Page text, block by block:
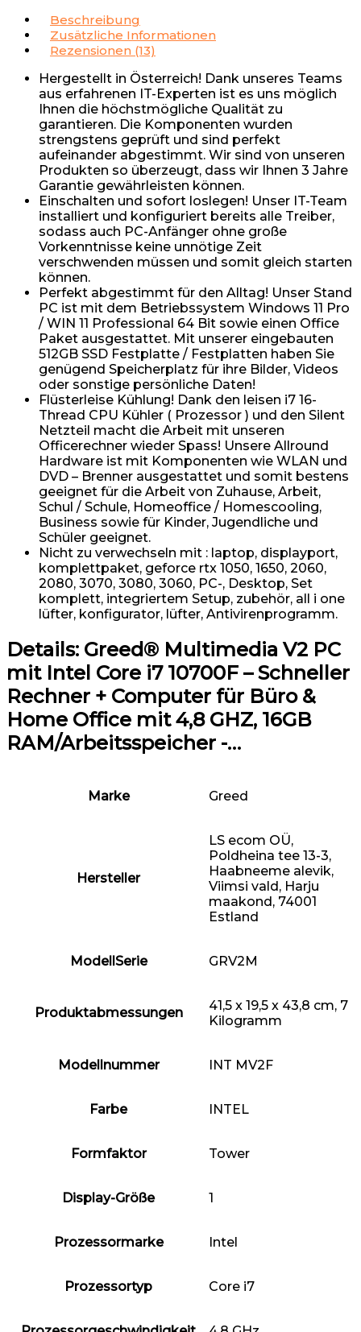
Beschreibung
Zusätzliche Informationen
Rezensionen (13)
Hergestellt in Österreich! Dank unseres Teams
aus erfahrenen IT-Experten ist es uns möglich
Ihnen die höchstmögliche Qualität zu
garantieren. Die Komponenten wurden
strengstens geprüft und sind perfekt
aufeinander abgestimmt. Wir sind von unseren
Produkten so überzeugt, dass wir Ihnen 3 Jahre
Garantie gewährleisten können.
Einschalten und sofort loslegen! Unser IT-Team
installiert und konfiguriert bereits alle Treiber,
sodass auch PC-Anfänger ohne große
Vorkenntnisse keine unnötige Zeit
verschwenden müssen und somit gleich starten
können.
Perfekt abgestimmt für den Alltag! Unser Stand
PC ist mit dem Betriebssystem Windows 11 Pro
/ WIN 11 Professional 64 Bit sowie einen Office
Paket ausgestattet. Mit unserer eingebauten
512GB SSD Festplatte / Festplatten haben Sie
genügend Speicherplatz für ihre Bilder, Videos
oder sonstige persönliche Daten!
Flüsterleise Kühlung! Dank den leisen i7 16-
Thread CPU Kühler ( Prozessor ) und den Silent
Netzteil macht die Arbeit mit unseren
Officerechner wieder Spass! Unsere Allround
Hardware ist mit Komponenten wie WLAN und
DVD – Brenner ausgestattet und somit bestens
geeignet für die Arbeit von Zuhause, Arbeit,
Schul / Schule, Homeoffice / Homescooling,
Business sowie für Kinder, Jugendliche und
Schüler geeignet.
Nicht zu verwechseln mit : laptop, displayport,
komplettpaket, geforce rtx 1050, 1650, 2060,
2080, 3070, 3080, 3060, PC-, Desktop, Set
komplett, integriertem Setup, zubehör, all i one
lüfter, konfigurator, lüfter, Antivirenprogramm.
Details: Greed® Multimedia V2 PC
mit Intel Core i7 10700F – Schneller
Rechner + Computer für Büro &
Home Office mit 4,8 GHZ, 16GB
RAM/Arbeitsspeicher -…
Marke ‎Greed
Hersteller
‎LS ecom OÜ,
Poldheina tee 13-3,
Haabneeme alevik,
Viimsi vald, Harju
maakond, 74001
Estland
ModellSerie ‎GRV2M
Produktabmessungen
‎41,5 x 19,5 x 43,8 cm, 7
Kilogramm
Modellnummer ‎INT MV2F
Farbe ‎INTEL
Formfaktor ‎Tower
Display-Größe ‎1
Prozessormarke ‎Intel
Prozessortyp ‎Core i7